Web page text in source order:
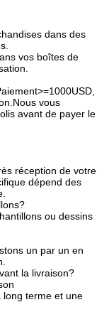
dans des
vos boîtes de
vous
avant de payer le
réception de votre
dépend des
ou dessins
un par un en
la livraison?
long terme et une